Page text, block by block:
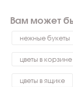
Вам может
нежные букеты
цветы в корзине
цветы в ящике